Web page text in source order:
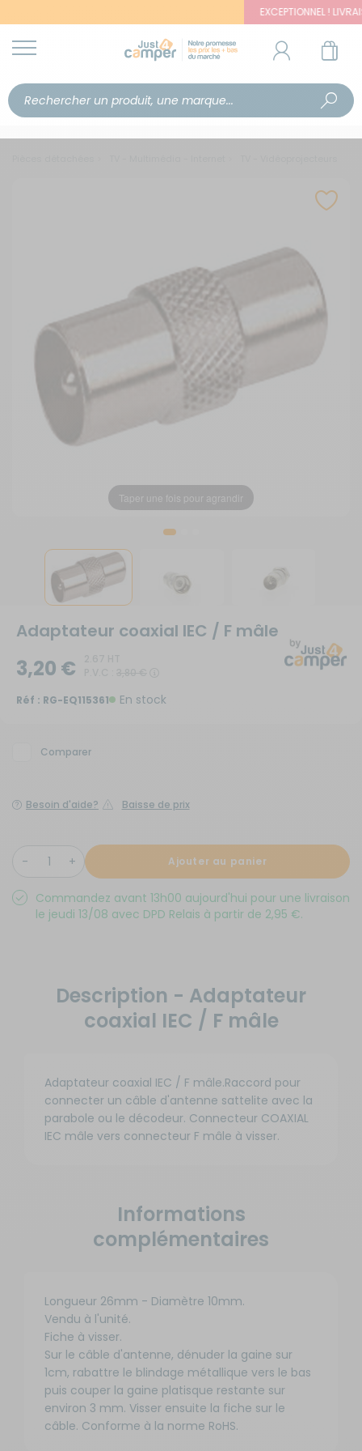
EXCEPTIONNEL !
Taper une fois pour agrandir
Taper une fois pour agrandir
Taper une fois pour agrandir
Adaptateur coaxial IEC / F mâle
3,20 €
Réf : RG-EQ115361 En stock
Comparer
Besoin d'aide? Baisse de prix
Ajouter au panier
Commandez avant 13h00 aujourd'hui pour une livraison
le jeudi 13/08 avec DPD Relais à partir de 2,95 €.
Description - Adaptateur
coaxial IEC / F mâle
Adaptateur coaxial IEC / F mâle.Raccord pour
connecter un câble d'antenne sattelite avec la
parabole ou le décodeur. Connecteur COAXIAL
IEC mâle vers connecteur F mâle à visser.
Informations
complémentaires
Longueur 26mm - Diamètre 10mm.
Vendu à l'unité.
Fiche à visser.
Sur le câble d'antenne, dénuder la gaine sur
1cm, rabattre le blindage métallique vers le bas
puis couper la gaine platisque restante sur
environ 3 mm. Visser ensuite la fiche sur le
câble. Conforme à la norme RoHS.